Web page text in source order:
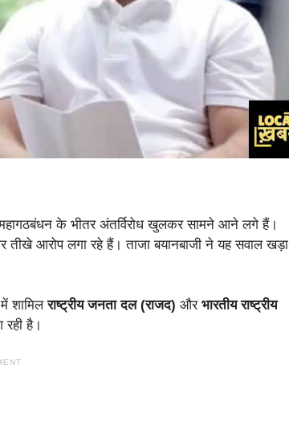
महागठबंधन के भीतर अंतर्विरोध खुलकर सामने आने लगे हैं।
तीखे आरोप लगा रहे हैं। ताजा बयानबाजी ने यह सवाल खड़ा
में शामिलराष्ट्रीय जनता दल (राजद) और भारतीय राष्ट्रीय
है।